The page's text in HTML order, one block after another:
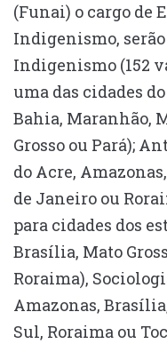
(Funai) o cargo de
Indigenismo, serão
Indigenismo (152
uma das cidades
Bahia, Maranhão,
Grosso ou Pará);
do Acre,
de Janeiro ou
para cidades dos
Brasília, Mato
Roraima),
Amazonas,
Sul, Roraima ou